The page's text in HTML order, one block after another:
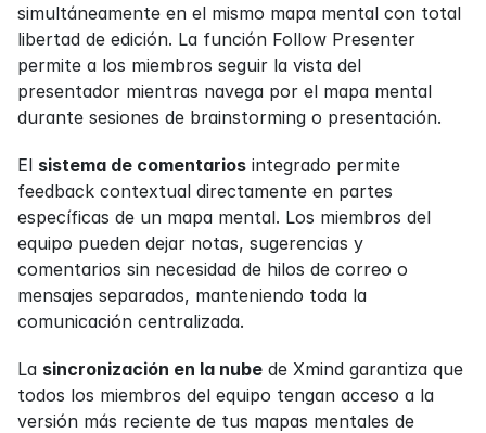
simultáneamente en el mismo mapa mental con total
libertad de edición. La función Follow Presenter
permite a los miembros seguir la vista del
presentador mientras navega por el mapa mental
durante sesiones de brainstorming o presentación.
El sistema de comentarios integrado permite
feedback contextual directamente en partes
específicas de un mapa mental. Los miembros del
equipo pueden dejar notas, sugerencias y
comentarios sin necesidad de hilos de correo o
mensajes separados, manteniendo toda la
comunicación centralizada.
La sincronización en la nube de Xmind garantiza que
todos los miembros del equipo tengan acceso a la
versión más reciente de tus mapas mentales de